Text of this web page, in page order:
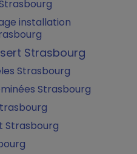
installation
Strasbourg
Strasbourg
Strasbourg
Strasbourg